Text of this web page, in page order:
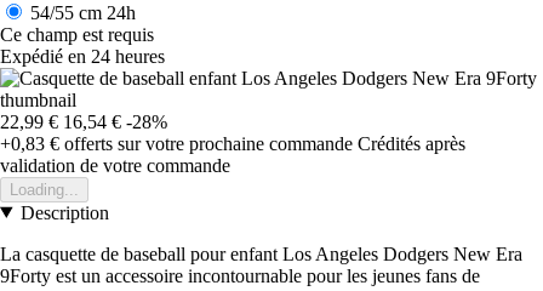
54/55 cm 24h
Ce champ est requis
Expédié en 24 heures
22,99 € 16,54 € -28%
+0,83 € offerts sur votre prochaine commande Crédités après
validation de votre commande
Loading...
Description
La casquette de baseball pour enfant Los Angeles Dodgers New Era
9Forty est un accessoire incontournable pour les jeunes fans de